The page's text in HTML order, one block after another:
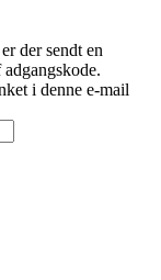
der sendt en
i denne e-mail